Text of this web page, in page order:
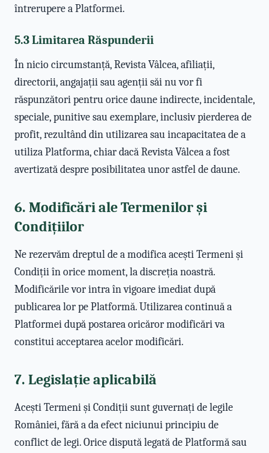
întrerupere a Platformei.
5.3 Limitarea Răspunderii
În nicio circumstanță, Revista Vâlcea, afiliații,
directorii, angajații sau agenții săi nu vor fi
răspunzători pentru orice daune indirecte, incidentale,
speciale, punitive sau exemplare, inclusiv pierderea de
profit, rezultând din utilizarea sau incapacitatea de a
utiliza Platforma, chiar dacă Revista Vâlcea a fost
avertizată despre posibilitatea unor astfel de daune.
6. Modificări ale Termenilor și
Condițiilor
Ne rezervăm dreptul de a modifica acești Termeni și
Condiții în orice moment, la discreția noastră.
Modificările vor intra în vigoare imediat după
publicarea lor pe Platformă. Utilizarea continuă a
Platformei după postarea oricăror modificări va
constitui acceptarea acelor modificări.
7. Legislație aplicabilă
Acești Termeni și Condiții sunt guvernați de legile
României, fără a da efect niciunui principiu de
conflict de legi. Orice dispută legată de Platformă sau